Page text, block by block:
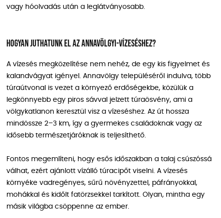
vagy hóolvadás után a leglátványosabb.
Hogyan juthatunk el az Annavölgyi-vízeséshez?
A vízesés megközelítése nem nehéz, de egy kis figyelmet és
kalandvágyat igényel. Annavölgy településéről indulva, több
túraútvonal is vezet a környező erdőségekbe, közülük a
legkönnyebb egy piros sávval jelzett túraösvény, ami a
völgykatlanon keresztül visz a vízeséshez. Az út hossza
mindössze 2–3 km, így a gyermekes családoknak vagy az
idősebb természetjáróknak is teljesíthető.
Fontos megemlíteni, hogy esős időszakban a talaj csúszóssá
válhat, ezért ajánlott vízálló túracipőt viselni. A vízesés
környéke vadregényes, sűrű növényzettel, páfrányokkal,
mohákkal és kidőlt fatörzsekkel tarkított. Olyan, mintha egy
másik világba csöppenne az ember.